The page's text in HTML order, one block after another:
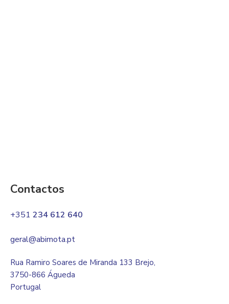
Contactos
+351 234 612 640
geral@abimota.pt
Rua Ramiro Soares de Miranda 133 Brejo,
3750-866 Águeda
Portugal